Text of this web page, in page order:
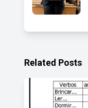
Related Posts